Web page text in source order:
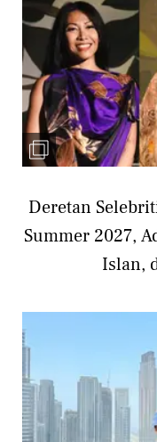
Deretan
Summer 2027,
Islan,